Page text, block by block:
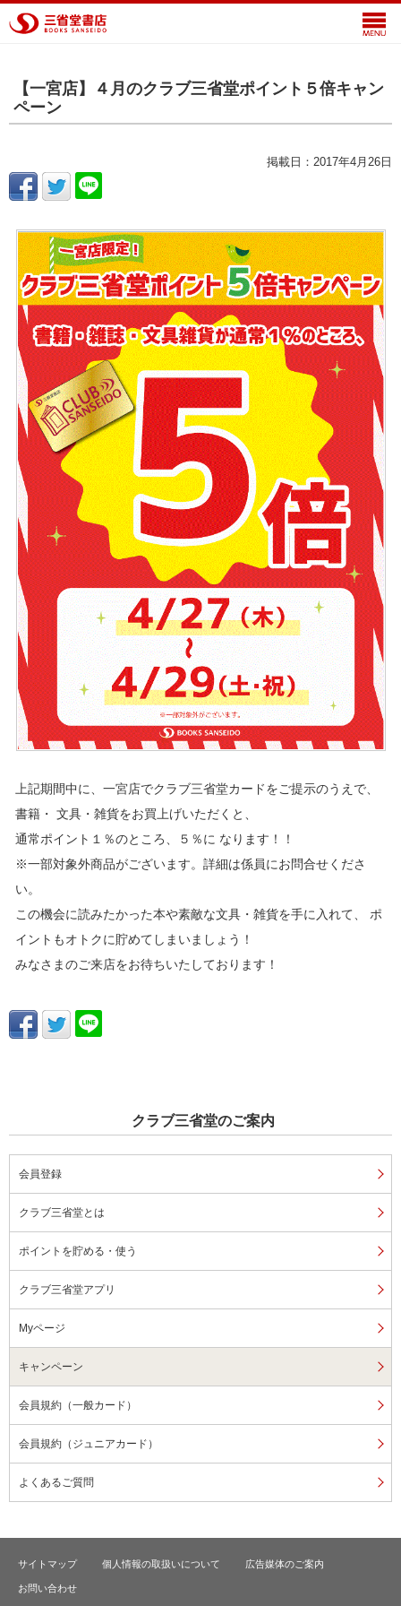
【一宮店】４月のクラブ三省堂ポイント５倍キャン
ペーン
掲載日：2017年4月26日
上記期間中に、一宮店でクラブ三省堂カードをご提示のうえで、
書籍・ 文具・雑貨をお買上げいただくと、
通常ポイント１％のところ、５％に なります！！
※一部対象外商品がございます。詳細は係員にお問合せくださ
い。
この機会に読みたかった本や素敵な文具・雑貨を手に入れて、 ポ
イントもオトクに貯めてしまいましょう！
みなさまのご来店をお待ちいたしております！
クラブ三省堂のご案内
会員登録
クラブ三省堂とは
ポイントを貯める・使う
クラブ三省堂アプリ
Myページ
キャンペーン
会員規約（一般カード）
会員規約（ジュニアカード）
よくあるご質問
サイトマップ 個人情報の取扱いについて 広告媒体のご案内
お問い合わせ